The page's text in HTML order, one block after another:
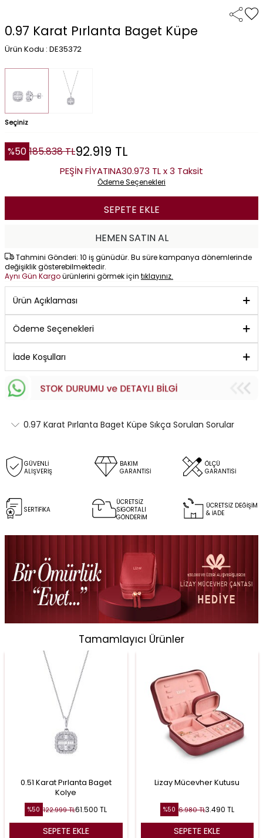
0.97 Karat Pırlanta Baget Küpe
Ürün Kodu : DE35372
Seçiniz
%50 185.838TL92.919 TL
PEŞİN FİYATINA30.973 TL x 3 Taksit
Ödeme Seçenekleri
SEPETE EKLE
HEMEN SATIN AL
Tahmini Gönderi: 10 iş günüdür. Bu süre kampanya dönemlerinde
değişiklik gösterebilmektedir.
Aynı Gün Kargoürünlerini görmek için tıklayınız.
Ürün Açıklaması
Ödeme Seçenekleri
İade Koşulları
0.97 Karat Pırlanta Baget Küpe Sıkça Sorulan Sorular
GÜVENLİ
ALIŞVERİŞ
BAKIM
GARANTİSİ
ÖLÇÜ
GARANTİSİ
SERTİFİKA
ÜCRETSİZ
SİGORTALI
GÖNDERİM
ÜCRETSİZ DEĞİŞİM
& İADE
Tamamlayıcı Ürünler
0.51 Karat Pırlanta Baget
Kolye
%50 122.999TL61.500 TL
SEPETE EKLE
Lizay Mücevher Kutusu
%50 6.980TL3.490 TL
SEPETE EKLE